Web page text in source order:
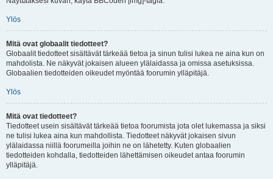
Ylös
Mitä ovat globaalit tiedotteet?
Globaalit tiedotteet sisältävät tärkeää tietoa ja sinun tulisi lukea ne aina kun on
mahdolista. Ne näkyvät jokaisen alueen ylälaidassa ja omissa asetuksissa.
Globaalien tiedotteiden oikeudet myöntää foorumin ylläpitäjä.
Ylös
Mitä ovat tiedotteet?
Tiedotteet usein sisältävät tärkeää tietoa foorumista jota olet lukemassa ja siksi
ne tulisi lukea aina kun mahdollista. Tiedotteet näkyvät jokaisen sivun
ylälaidassa niillä foorumeilla joihin ne on lähetetty. Kuten globaalien
tiedotteiden kohdalla, tiedotteiden lähettämisen oikeudet antaa foorumin
ylläpitäjä.